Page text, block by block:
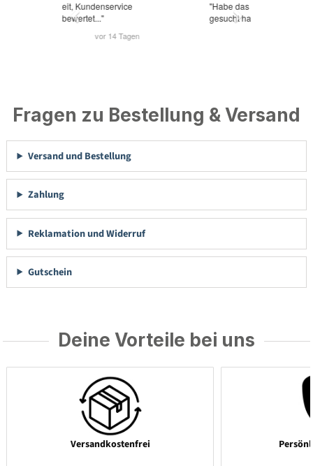
Fragen zu Bestellung & Versand
Versand und Bestellung
Zahlung
Reklamation und Widerruf
Gutschein
Deine Vorteile bei uns
Versandkostenfrei